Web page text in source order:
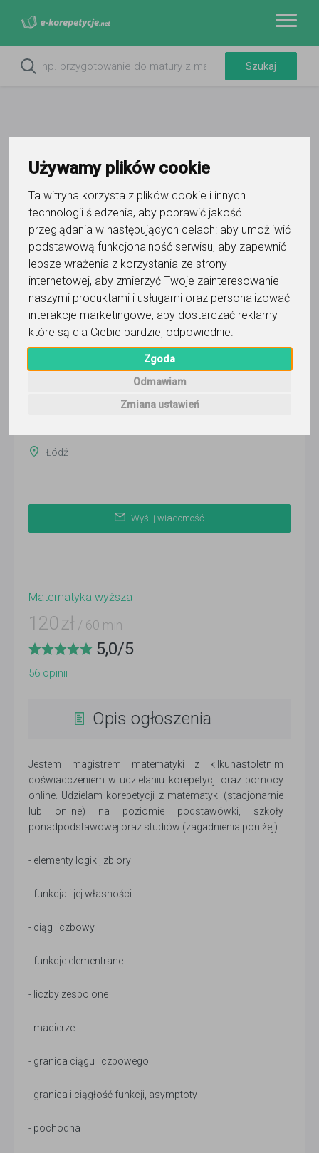
Używamy plików cookie
Ta witryna korzysta z plików cookie i innych
technologii śledzenia, aby poprawić jakość
przeglądania w następujących celach: aby umożliwić
podstawową funkcjonalność serwisu, aby zapewnić
lepsze wrażenia z korzystania ze strony
internetowej, aby zmierzyć Twoje zainteresowanie
naszymi produktami i usługami oraz personalizować
interakcje marketingowe, aby dostarczać reklamy
które są dla Ciebie bardziej odpowiednie
Zgoda
Odmawiam
Zmiana ustawień
Do ulubionych
Oznacz wystąpienie kontaktu
Paulina Pawlak
Wyślij wiadomość
Ostatnia aktywność:
Łódź
Wyślij wiadomość
Matematyka wyższa
120 zł / 60 min
5,0/5
56 opinii
Opis ogłoszenia
Jestem magistrem matematyki z kilkunastoletnim
doświadczeniem w udzielaniu korepetycji oraz pomocy
online. Udzielam korepetycji z matematyki (stacjonarnie
lub online) na poziomie podstawówki, szkoły
ponadpodstawowej oraz studiów (zagadnienia poniżej):
- elementy logiki, zbiory
- funkcja i jej własności
- ciąg liczbowy
- funkcje elementrane
- liczby zespolone
- macierze
- granica ciągu liczbowego
- granica i ciągłość funkcji, asymptoty
- pochodna